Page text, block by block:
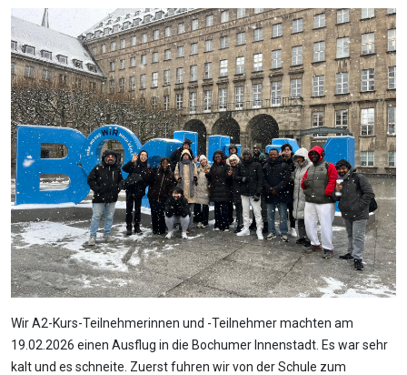
Wir A2-Kurs-Teilnehmerinnen und -Teilnehmer machten am
19.02.2026 einen Ausflug in die Bochumer Innenstadt. Es war sehr
kalt und es schneite. Zuerst fuhren wir von der Schule zum